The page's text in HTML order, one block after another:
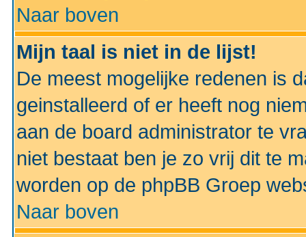
Naar boven
Mijn taal is niet in de lijst!
De meest mogelijke redenen is
geinstalleerd of er heeft nog
aan de board administrator te
niet bestaat ben je zo vrij dit te
worden op de phpBB Groep
Naar boven